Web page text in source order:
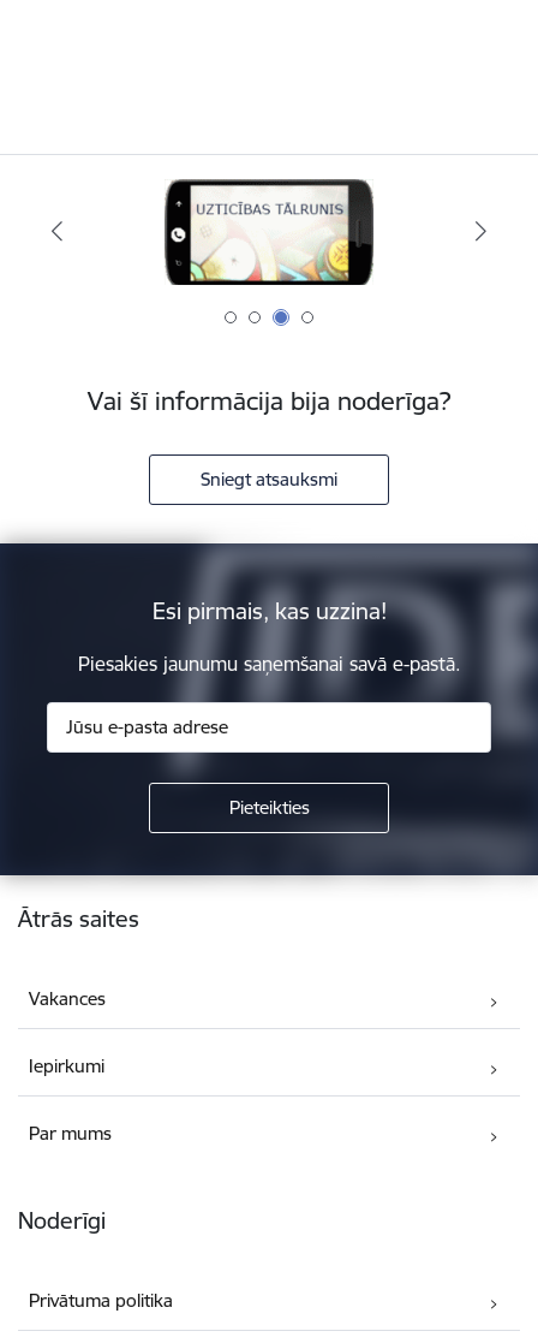
Vai šī informācija bija noderīga?
Sniegt atsauksmi
Esi pirmais, kas uzzina!
Piesakies jaunumu saņemšanai savā e-pastā.
Kājene
Ātrās saites
Vakances
Iepirkumi
Par mums
Noderīgi
Privātuma politika